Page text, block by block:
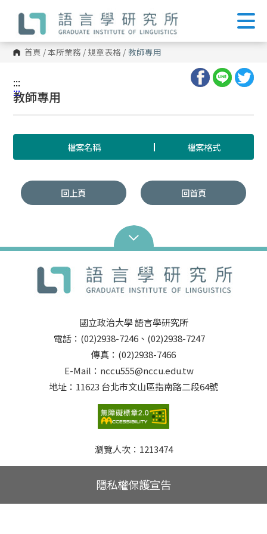
內
容 首頁 /本所業務 /規章表格 / 教師專用
:::
:::
教師專用
檔案名稱 檔案格式
回上頁 回首頁
國立政治大學 語言學研究所
電話：(02)2938-7246、(02)2938-7247
傳真：(02)2938-7466
E-Mail：nccu555@nccu.edu.tw
地址：11623 台北市文山區指南路二段64號
瀏覽人次： 1213474
隱私權保護宣告